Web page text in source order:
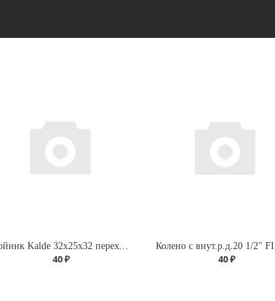
Тройник Kalde 32х25х32 переходной для полипропиленовых труб
40 ₽
Колено с внут.р.д.20 1/2"
40 ₽